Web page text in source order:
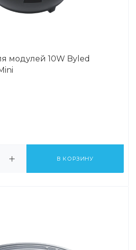
модулей 10W Byled
В КОРЗИНУ